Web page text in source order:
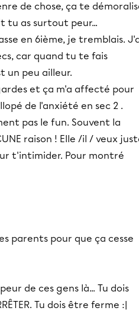
de chose, ça te
tu as surtout peur...
en 6ième, je tremblais.
car quand tu te fais
un peu ailleur.
et ça m'a affecté pour
de l'anxiété en sec 2 .
pas le fun. Souvent la
raison ! Elle /il / veux
t'intimider. Pour montré
parents pour que ça cesse
de ces gens là... Tu dois
Tu dois être ferme :|